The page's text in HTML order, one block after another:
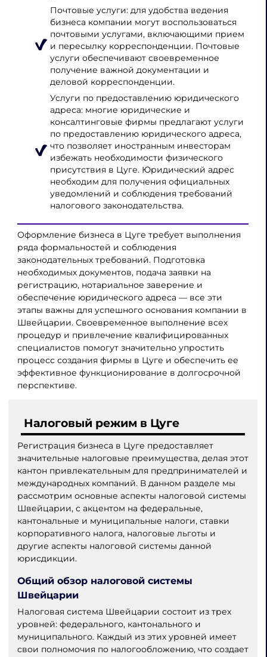
Почтовые услуги: для удобства ведения
бизнеса компании могут воспользоваться
почтовыми услугами, включающими прием
и пересылку корреспонденции. Почтовые
услуги обеспечивают своевременное
получение важной документации и
деловой корреспонденции.
Услуги по предоставлению юридического
адреса: многие юридические и
консалтинговые фирмы предлагают услуги
по предоставлению юридического адреса,
что позволяет иностранным инвесторам
избежать необходимости физического
присутствия в Цуге. Юридический адрес
необходим для получения официальных
уведомлений и соблюдения требований
налогового законодательства.
Оформление бизнеса в Цуге требует выполнения
ряда формальностей и соблюдения
законодательных требований. Подготовка
необходимых документов, подача заявки на
регистрацию, нотариальное заверение и
обеспечение юридического адреса — все эти
этапы важны для успешного основания компании в
Швейцарии. Своевременное выполнение всех
процедур и привлечение квалифицированных
специалистов помогут значительно упростить
процесс создания фирмы в Цуге и обеспечить ее
эффективное функционирование в долгосрочной
перспективе.
Налоговый режим в Цуге
Регистрация бизнеса в Цуге предоставляет
значительные налоговые преимущества, делая этот
кантон привлекательным для предпринимателей и
международных компаний. В данном разделе мы
рассмотрим основные аспекты налоговой системы
Швейцарии, с акцентом на федеральные,
кантональные и муниципальные налоги, ставки
корпоративного налога, налоговые льготы и
другие аспекты налоговой системы данной
юрисдикции.
Общий обзор налоговой системы
Швейцарии
Налоговая система Швейцарии состоит из трех
уровней: федерального, кантонального и
муниципального. Каждый из этих уровней имеет
свои полномочия по налогообложению, что создает